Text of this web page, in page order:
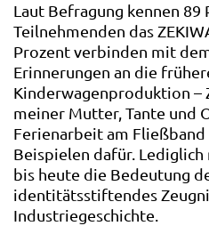
Laut Befragung kennen 89
Teilnehmenden das
Prozent verbinden mit
Erinnerungen an die
Kinderwagenproduktion –
meiner Mutter, Tante und
Ferienarbeit am Fließband
Beispielen dafür.
bis heute die Bedeutung
identitätsstiftendes
Industriegeschichte.